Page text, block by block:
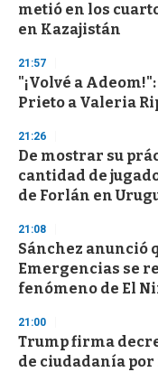
metió en los
en Kazajistán
21:57
"¡Volvé a
Prieto a Valeria
21:26
De mostrar su
cantidad de
de Forlán en
21:08
Sánchez anunció
Emergencias se
fenómeno de El
21:00
Trump firma
de ciudadanía